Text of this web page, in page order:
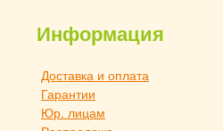
Информация
Доставка и оплата
Гарантии
Юр. лицам